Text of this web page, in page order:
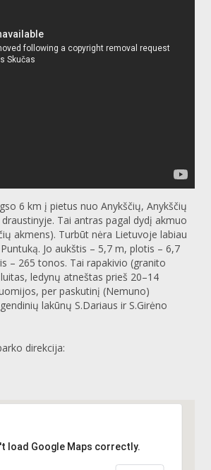
6 km į pietus nuo Anykščių, Anykščių
Tai antras pagal dydį akmuo
akmens). Turbūt nėra Lietuvoje labiau
Jo aukštis – 5,7 m, plotis – 6,7
– 265 tonos. Tai rapakivio (granito
ledynų atneštas prieš 20–14
per paskutinį (Nemuno)
lakūnų S.Dariaus ir S.Girėno
direkcija:
load Google Maps correctly.